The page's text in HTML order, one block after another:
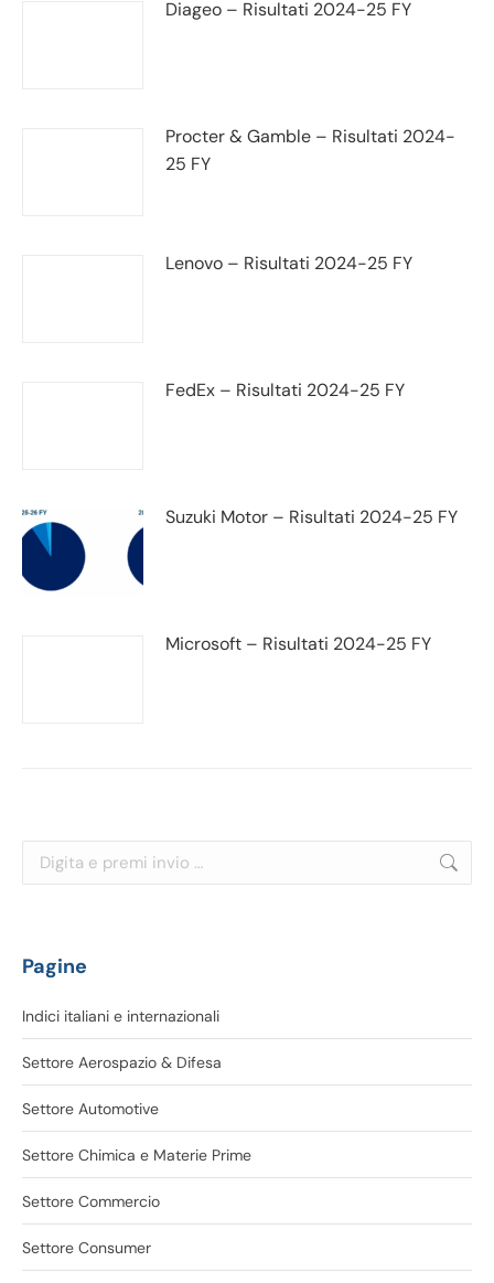
Diageo – Risultati 2024-25 FY
Procter & Gamble – Risultati 2024-
25 FY
Lenovo – Risultati 2024-25 FY
FedEx – Risultati 2024-25 FY
Suzuki Motor – Risultati 2024-25 FY
Microsoft – Risultati 2024-25 FY
Cerca:
Pagine
Indici italiani e internazionali
Settore Aerospazio & Difesa
Settore Automotive
Settore Chimica e Materie Prime
Settore Commercio
Settore Consumer